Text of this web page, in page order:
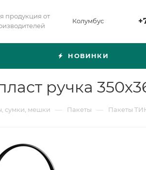
продукция от
Колумбус
НОВИНКИ
ручка
сумки, мешки — Пакеты — Пакеты